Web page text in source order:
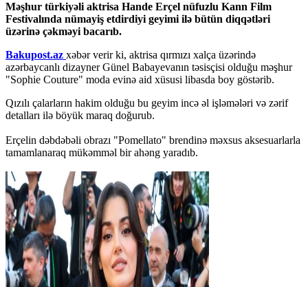
Məşhur türkiyəli aktrisa Hande Erçel nüfuzlu Kann Film
Festivalında nümayiş etdirdiyi geyimi ilə bütün diqqətləri
üzərinə çəkməyi bacarıb.
Bakupost.az xəbər verir ki, aktrisa qırmızı xalça üzərində
azərbaycanlı dizayner Günel Babayevanın təsisçisi olduğu məşhur
"Sophie Couture" moda evinə aid xüsusi libasda boy göstərib.
​Qızılı çalarların hakim olduğu bu geyim incə əl işləmələri və zərif
detalları ilə böyük maraq doğurub.
Erçelin dəbdəbəli obrazı "Pomellato" brendinə məxsus aksesuarlarla
tamamlanaraq mükəmməl bir ahəng yaradıb.